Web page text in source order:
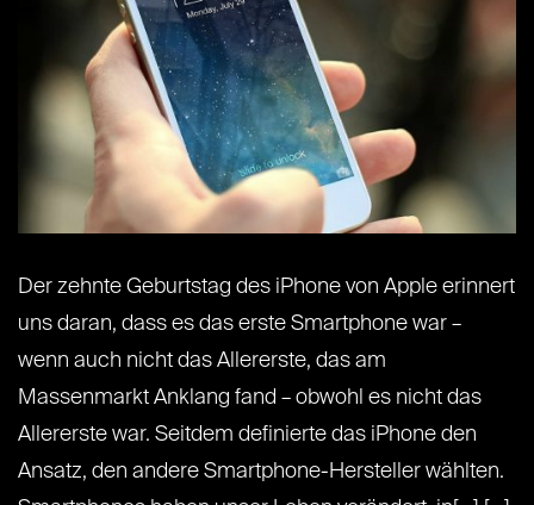
Der zehnte Geburtstag des iPhone von Apple erinnert
uns daran, dass es das erste Smartphone war –
wenn auch nicht das Allererste, das am
Massenmarkt Anklang fand – obwohl es nicht das
Allererste war. Seitdem definierte das iPhone den
Ansatz, den andere Smartphone-Hersteller wählten.